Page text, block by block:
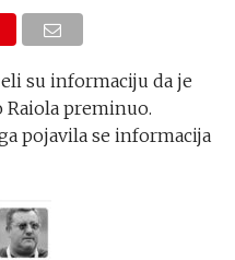
su informaciju da je
preminuo.
pojavila se informacija